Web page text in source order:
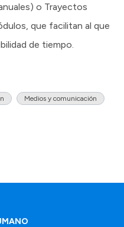
o Trayectos
que facilitan al que
de tiempo.
Medios y comunicación